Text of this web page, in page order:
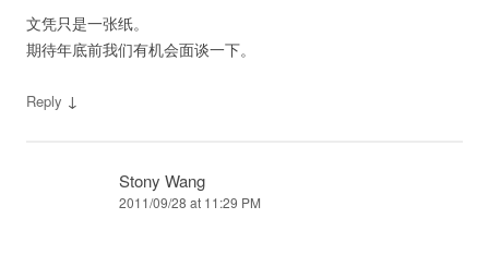
文凭只是一张纸。
期待年底前我们有机会面谈一下。
Reply ↓
Stony Wang
2011/09/28 at 11:29 PM